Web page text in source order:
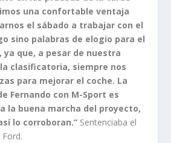
una confortable ventaja
el sábado a trabajar con el
sino palabras de elogio para el
ya que, a pesar de nuestra
clasificatoria, siempre nos
para mejorar el coche. La
Fernando con M-Sport es
la buena marcha del proyecto,
lo corroboran.” Sentenciaba el